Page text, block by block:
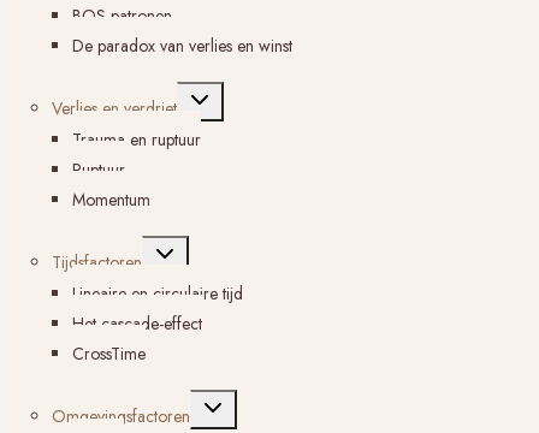
BOS-patronen
De paradox van verlies en winst
Verlies en verdriet
Toggle
Trauma en ruptuur
Ruptuur
Momentum
Tijdsfactoren
Toggle
submenu
Lineaire en circulaire tijd
Het cascade-effect
CrossTime
Omgevingsfactoren
Toggle